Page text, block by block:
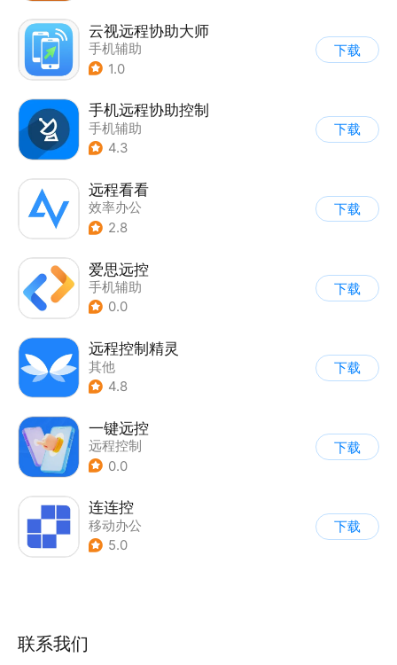
云视远程协助大师
手机辅助
1.0
下载
手机远程协助控制
手机辅助
4.3
下载
远程看看
效率办公
2.8
下载
爱思远控
手机辅助
0.0
下载
远程控制精灵
其他
4.8
下载
一键远控
远程控制
0.0
下载
连连控
移动办公
5.0
下载
联系我们